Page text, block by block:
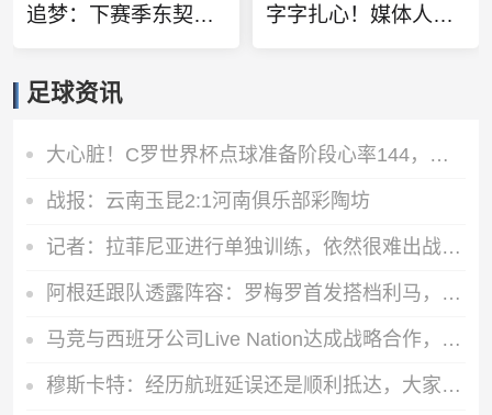
追梦：下赛季东契奇压力会飙升 之前其表现不好矛头也会指向老詹 字字扎心！媒体人：男篮一直自我麻痹 再输恐连世界杯都进不了
足球资讯
大心脏！C罗世界杯点球准备阶段心率144，进球瞬间心率飙升至157
战报：云南玉昆2:1河南俱乐部彩陶坊
记者：拉菲尼亚进行单独训练，依然很难出战对阵挪威的比赛
阿根廷跟队透露阵容：罗梅罗首发搭档利马，劳塔罗比小蜘蛛更优先
马竞与西班牙公司Live Nation达成战略合作，将开发球场娱乐业务
穆斯卡特：经历航班延误还是顺利抵达，大家好好睡觉准备明天比赛